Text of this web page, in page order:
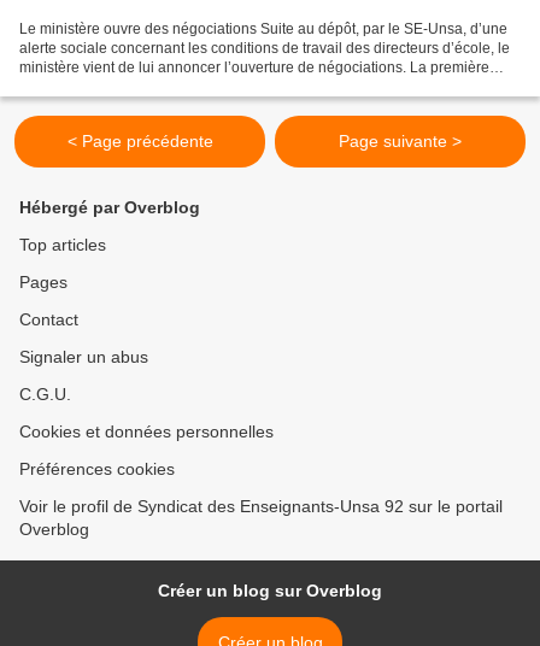
Le ministère ouvre des négociations Suite au dépôt, par le SE-Unsa, d’une
alerte sociale concernant les conditions de travail des directeurs d’école, le
ministère vient de lui annoncer l’ouverture de négociations. La première
< Page précédente Page suivante >
Hébergé par Overblog
Top articles
Pages
Contact
Signaler un abus
C.G.U.
Cookies et données personnelles
Préférences cookies
Voir le profil de Syndicat des Enseignants-Unsa 92 sur le portail
Overblog
Créer un blog sur Overblog